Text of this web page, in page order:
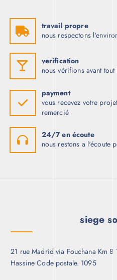
travail propre
nous respectons
verification
nous vérifions avant
payment
vous recevez votre
remercié
24/7 en écoute
nous restons a l'écoute
siege
21 rue Madrid via Fouchana Km
Hassine Code postale. 1095